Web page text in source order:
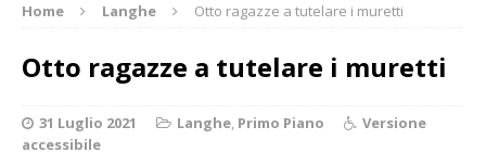
Home Langhe Otto ragazze a tutelare i muretti
Otto ragazze a tutelare i muretti
31 Luglio 2021 Langhe, Primo Piano
Versione
accessibile